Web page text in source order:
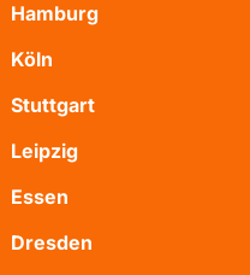
Hamburg
Köln
Stuttgart
Leipzig
Essen
Dresden